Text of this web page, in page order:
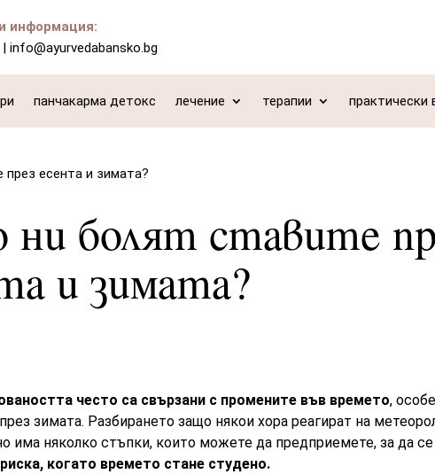
информация:
|info@ayurvedabansko.bg
панчакарма детокс лечение терапии практически
есента и зимата?
ни болят ставите
и зимата?
често са свързани с промените във времето,
зимата. Разбирането защо някои хора реагират на
има няколко стъпки, които можете да предприемете, за да се
когато времето стане студено.